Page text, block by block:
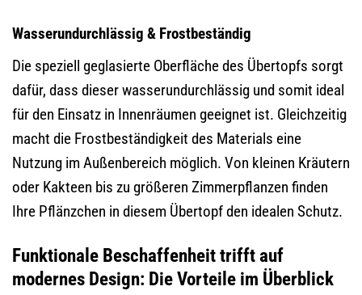
Wasserundurchlässig & Frostbeständig
Die speziell geglasierte Oberfläche des Übertopfs sorgt
dafür, dass dieser wasserundurchlässig und somit ideal
für den Einsatz in Innenräumen geeignet ist. Gleichzeitig
macht die Frostbeständigkeit des Materials eine
Nutzung im Außenbereich möglich. Von kleinen Kräutern
oder Kakteen bis zu größeren Zimmerpflanzen finden
Ihre Pflänzchen in diesem Übertopf den idealen Schutz.
Funktionale Beschaffenheit trifft auf
modernes Design: Die Vorteile im Überblick